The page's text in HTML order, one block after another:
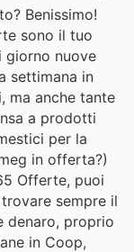
Benissimo!
sono il tuo
giorno nuove
settimana in
ma anche tante
a prodotti
per la
in offerta?)
Offerte, puoi
sempre il
denaro, proprio
in Coop,